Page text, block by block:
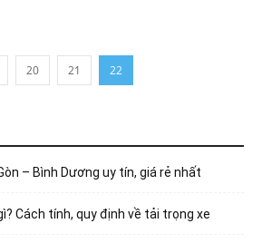
20 21 22
– Bình Dương uy tín, giá rẻ nhất
Cách tính, quy định về tải trọng xe